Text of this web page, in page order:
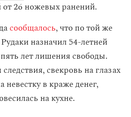
26 ножевых ранений.
сообщалось, что по той же
назначил 54-летней
лет лишения свободы.
свекровь на глазах
невестку в краже денег,
на кухне.